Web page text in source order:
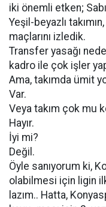
iki önemli etken;
Yeşil-beyazlı
maçlarını izledik.
Transfer yasağı
kadro ile çok işler
Ama, takımda ümit
Var.
Veya takım çok mu
Hayır.
İyi mi?
Değil.
Öyle sanıyorum ki,
olabilmesi için ligin ilk
lazım.. Hatta,